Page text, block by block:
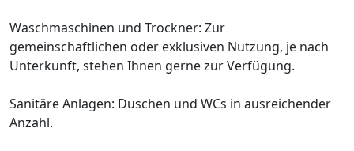
Waschmaschinen und Trockner: Zur
gemeinschaftlichen oder exklusiven Nutzung, je nach
Unterkunft, stehen Ihnen gerne zur Verfügung.
Sanitäre Anlagen: Duschen und WCs in ausreichender
Anzahl.